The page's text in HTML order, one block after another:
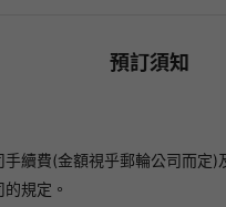
預訂須知
續費(金額視乎郵輪公司而定
規定。